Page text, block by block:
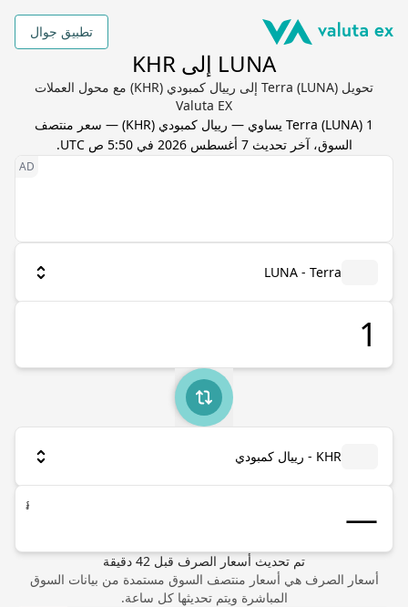
تطبيق جوال
LUNA إلى KHR
تحويل Terra (LUNA) إلى رييال كمبودي (KHR) مع محول العملات
Valuta EX
1
Terra (LUNA) يساوي — رييال كمبودي (
KHR) — سعر منتصف
السوق، آخر تحديث7 أغسطس 2026 في 5:50 ص UTC .
LUNA - Terra
KHR - رييال كمبودي
៛
تم تحديث أسعار الصرف قبل 42 دقيقة
أسعار الصرف هي أسعار منتصف السوق مستمدة من بيانات السوق
المباشرة ويتم تحديثها كل ساعة.